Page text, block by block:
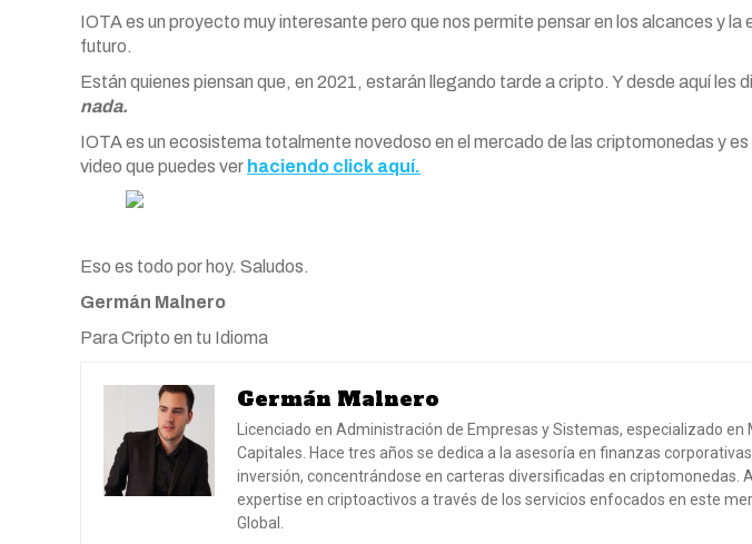
IOTA es un proyecto muy interesante pero que nos permite pensar en los alcances y
futuro.
Están quienes piensan que, en 2021, estarán llegando tarde a cripto. Y desde aquí les
nada.
IOTA es un ecosistema totalmente novedoso en el mercado de las criptomonedas y es
video que puedes ver haciendo click aquí.
Eso es todo por hoy. Saludos.
Germán Malnero
Para Cripto en tu Idioma
Germán Malnero
Licenciado en Administración de Empresas y Sistemas, especializado en
Capitales. Hace tres años se dedica a la asesoría en finanzas
inversión, concentrándose en carteras diversificadas en criptomonedas.
expertise en criptoactivos a través de los servicios enfocados en este
Global.